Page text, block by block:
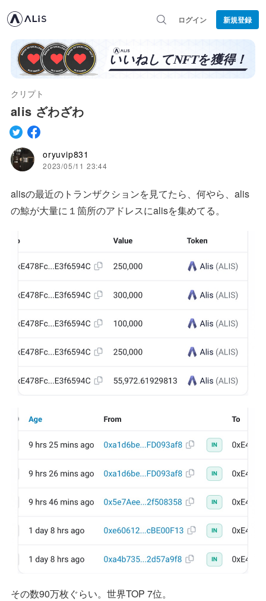
ログイン 新規登録
クリプト
alis ざわざわ
oryuvip831
2023/05/11 23:44
alisの最近のトランザクションを見てたら、何やら、alis
の鯨が大量に１箇所のアドレスにalisを集めてる。
その数90万枚ぐらい。世界TOP 7位。